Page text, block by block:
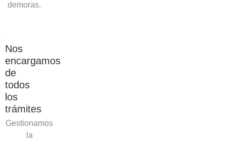
demoras.
Nos
encargamos
de
todos
los
trámites
Gestionamos
la